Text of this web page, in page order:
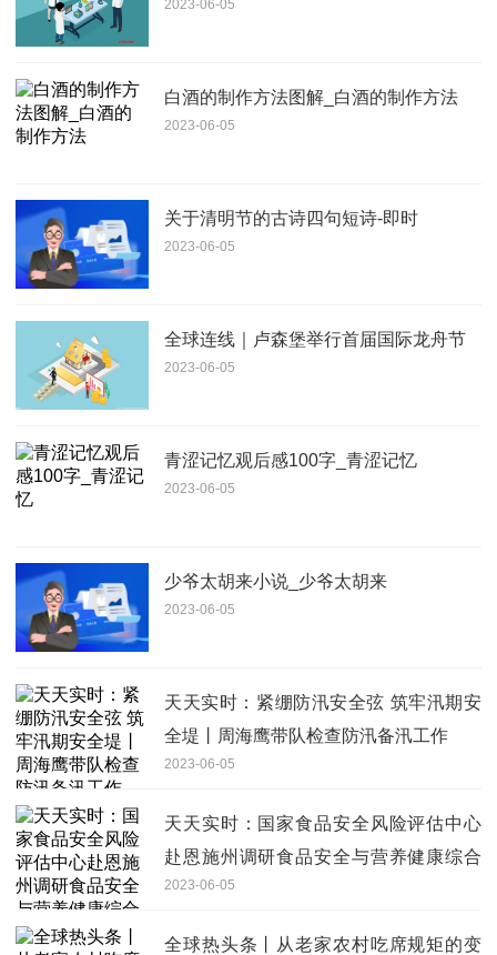
2023-06-05
白酒的制作方法图解_白酒的制作方法
2023-06-05
关于清明节的古诗四句短诗-即时
2023-06-05
全球连线｜卢森堡举行首届国际龙舟节
2023-06-05
青涩记忆观后感100字_青涩记忆
2023-06-05
少爷太胡来小说_少爷太胡来
2023-06-05
天天实时：紧绷防汛安全弦 筑牢汛期安
全堤丨周海鹰带队检查防汛备汛工作
2023-06-05
天天实时：国家食品安全风险评估中心
赴恩施州调研食品安全与营养健康综合
试验区工作
2023-06-05
全球热头条丨从老家农村吃席规矩的变